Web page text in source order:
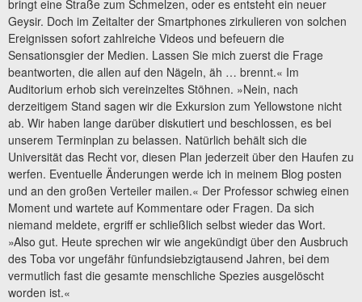
bringt eine Straße zum Schmelzen, oder es entsteht ein neuer
Geysir. Doch im Zeitalter der Smartphones zirkulieren von solchen
Ereignissen sofort zahlreiche Videos und befeuern die
Sensationsgier der Medien. Lassen Sie mich zuerst die Frage
beantworten, die allen auf den Nägeln, äh … brennt.« Im
Auditorium erhob sich vereinzeltes Stöhnen. »Nein, nach
derzeitigem Stand sagen wir die Exkursion zum Yellowstone nicht
ab. Wir haben lange darüber diskutiert und beschlossen, es bei
unserem Terminplan zu belassen. Natürlich behält sich die
Universität das Recht vor, diesen Plan jederzeit über den Haufen zu
werfen. Eventuelle Änderungen werde ich in meinem Blog posten
und an den großen Verteiler mailen.« Der Professor schwieg einen
Moment und wartete auf Kommentare oder Fragen. Da sich
niemand meldete, ergriff er schließlich selbst wieder das Wort.
»Also gut. Heute sprechen wir wie angekündigt über den Ausbruch
des Toba vor ungefähr fünfundsiebzigtausend Jahren, bei dem
vermutlich fast die gesamte menschliche Spezies ausgelöscht
worden ist.«